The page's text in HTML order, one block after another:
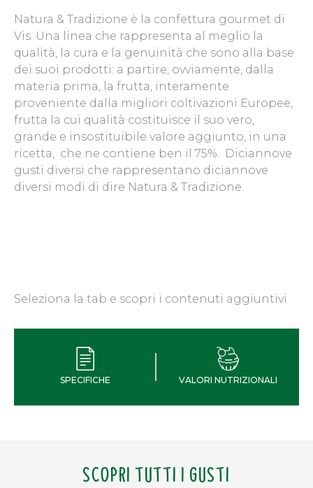
Natura & Tradizione è la confettura gourmet di
Vis. Una linea che rappresenta al meglio la
qualità, la cura e la genuinità che sono alla base
dei suoi prodotti: a partire, ovviamente, dalla
materia prima, la frutta, interamente
proveniente dalla migliori coltivazioni Europee,
frutta la cui qualità costituisce il suo vero,
grande e insostituibile valore aggiunto, in una
ricetta, che ne contiene ben il 75%. Diciannove
gusti diversi che rappresentano diciannove
diversi modi di dire Natura & Tradizione.
Seleziona la tab e scopri i contenuti aggiuntivi
SPECIFICHE VALORI NUTRIZIONALI
SCOPRI TUTTI I GUSTI